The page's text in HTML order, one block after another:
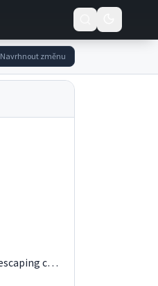
Navrhnout změnu
PHP function htmlspecialchars - escaping characters